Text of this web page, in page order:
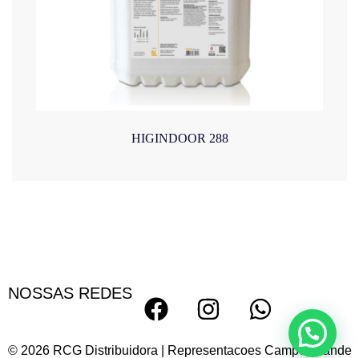
HIGINDOOR 288
NOSSAS REDES
© 2026 RCG Distribuidora | Representacoes Campo Grande